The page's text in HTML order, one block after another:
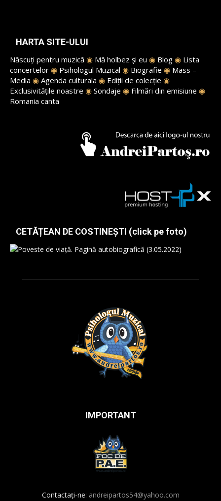
HARTA SITE-ULUI
Născuți pentru muzică ◉ Mă holbez și eu ◉ Blog ◉ Lista
concertelor ◉ Psihologul Muzical ◉ Biografie ◉ Mass –
Media ◉ Agenda culturala ◉ Ediții de colecție ◉
Exclusivitățile noastre ◉ Sondaje ◉ Filmări din emisiune ◉
Romania canta
CETĂȚEAN DE COSTINEȘTI (click pe foto)
IMPORTANT
Contactați-ne: andreipartos54@yahoo.com